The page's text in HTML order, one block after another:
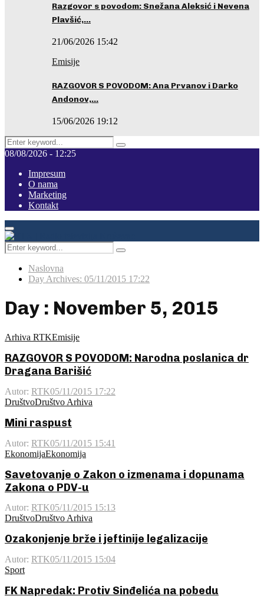
Razgovor s povodom: Snežana Aleksić i Nevena
Plavšić,…
21/06/2026 15:42
Emisije
RAZGOVOR S POVODOM: Ana Prvanov i Darko
Andonov,…
15/06/2026 19:12
Search
for:
Pretraga
08/08/2026 - 12:25
Impresum
O nama
Marketing
Kontakt
Facebook
Instagram
Youtube
Primary
Menu
Search
for:
Pretraga
Naslovna
Day Archives: 05/11/2015 17:22
Day : November 5, 2015
Arhiva RTKEmisije
RAZGOVOR S POVODOM: Narodna poslanica dr
Dragana Barišić
Autor: RTK05/11/2015 17:22
DruštvoDruštvo Arhiva
Mini raspust
Autor: RTK05/11/2015 15:41
EkonomijaEkonomija
Savetovanje o Zakon o izmenama i dopunama
Zakona o PDV-u
Autor: RTK05/11/2015 15:13
DruštvoDruštvo Arhiva
Ozakonjenje brže i jeftinije legalizacije
Autor: RTK05/11/2015 15:04
Sport
FK Napredak: Protiv Sinđelića na pobedu